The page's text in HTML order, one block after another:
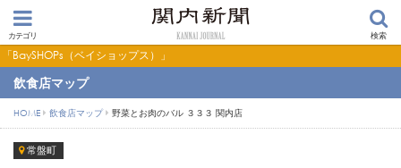
カテゴリ 検索
ショップス）」
飲食店マップ
HOME 飲食店マップ 野菜とお肉のバル ３３３ 関内店
常盤町